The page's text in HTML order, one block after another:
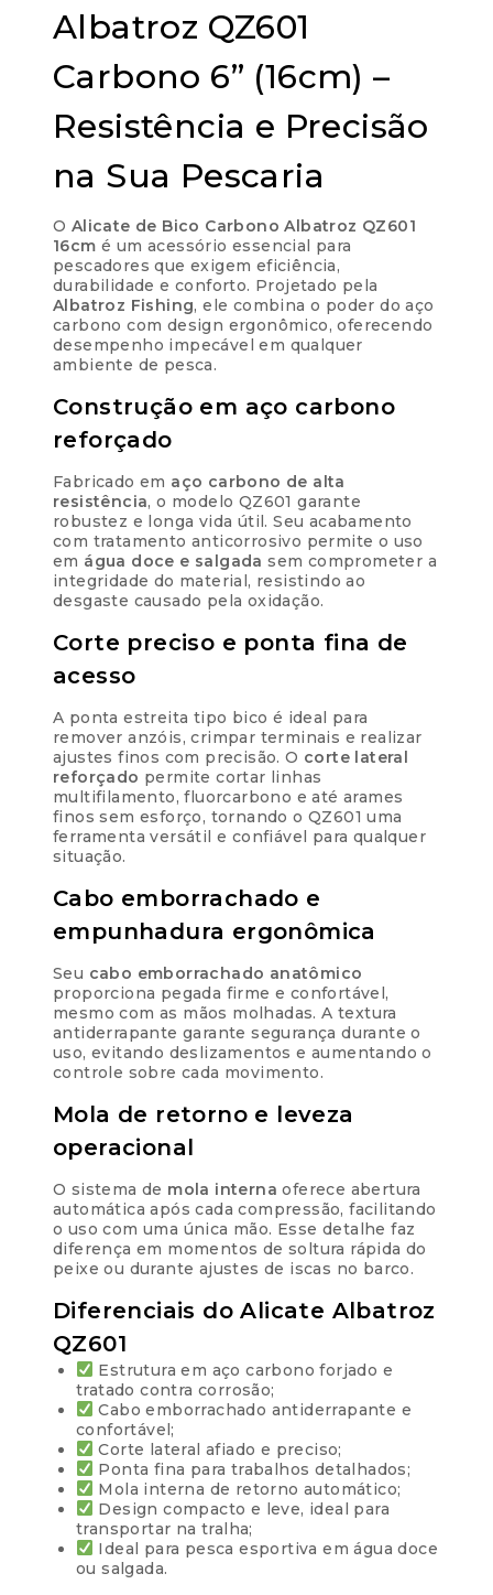
Aprovação imediata
Boleto bancário:R$64,90
Ao finalizar sua compra você receberá os
detalhes para realizar o pagamento.
Parcelas:
1x deR$64,90
sem juros
R$64,90
sem juros
R$64,90
3x deR$21,63
sem juros
R$64,89
Albatroz QZ601
Carbono 6” (16cm) –
Resistência e Precisão
na Sua Pescaria
O Alicate de Bico Carbono Albatroz QZ601
16cm é um acessório essencial para
pescadores que exigem eficiência,
durabilidade e conforto. Projetado pela
Albatroz Fishing, ele combina o poder do aço
carbono com design ergonômico, oferecendo
desempenho impecável em qualquer
ambiente de pesca.
Construção em aço carbono
reforçado
Fabricado em aço carbono de alta
resistência, o modelo QZ601 garante
robustez e longa vida útil. Seu acabamento
com tratamento anticorrosivo permite o uso
em água doce e salgada sem comprometer a
integridade do material, resistindo ao
desgaste causado pela oxidação.
Corte preciso e ponta fina de
acesso
A ponta estreita tipo bico é ideal para
remover anzóis, crimpar terminais e realizar
ajustes finos com precisão. O corte lateral
reforçado permite cortar linhas
multifilamento, fluorcarbono e até arames
finos sem esforço, tornando o QZ601 uma
ferramenta versátil e confiável para qualquer
situação.
Cabo emborrachado e
empunhadura ergonômica
Seu cabo emborrachado anatômico
proporciona pegada firme e confortável,
mesmo com as mãos molhadas. A textura
antiderrapante garante segurança durante o
uso, evitando deslizamentos e aumentando o
controle sobre cada movimento.
Mola de retorno e leveza
operacional
O sistema de mola interna oferece abertura
automática após cada compressão, facilitando
o uso com uma única mão. Esse detalhe faz
diferença em momentos de soltura rápida do
peixe ou durante ajustes de iscas no barco.
Diferenciais do Alicate Albatroz
QZ601
Estrutura em aço carbono forjado e
tratado contra corrosão;
Cabo emborrachado antiderrapante e
confortável;
Corte lateral afiado e preciso;
Ponta fina para trabalhos detalhados;
Mola interna de retorno automático;
Design compacto e leve, ideal para
transportar na tralha;
Ideal para pesca esportiva em água doce
ou salgada.